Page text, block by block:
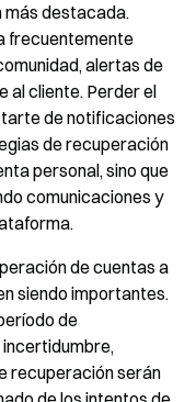
más destacada.
frecuentemente
alertas de
al cliente. Perder el
de notificaciones
de recuperación
personal, sino que
comunicaciones y
de cuentas a
siendo importantes.
de
recuperación serán